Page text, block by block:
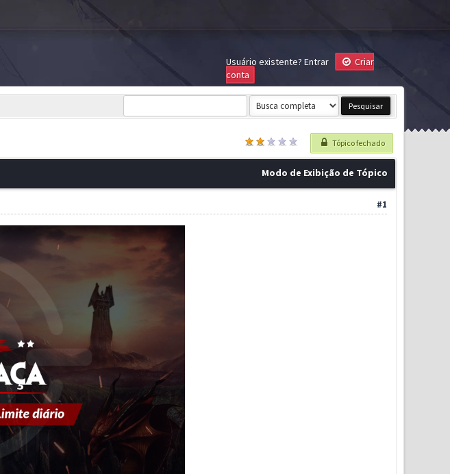
Usuário existente? Entrar
Criar
conta
Tópico fechado
Modo de Exibição de Tópico
#1